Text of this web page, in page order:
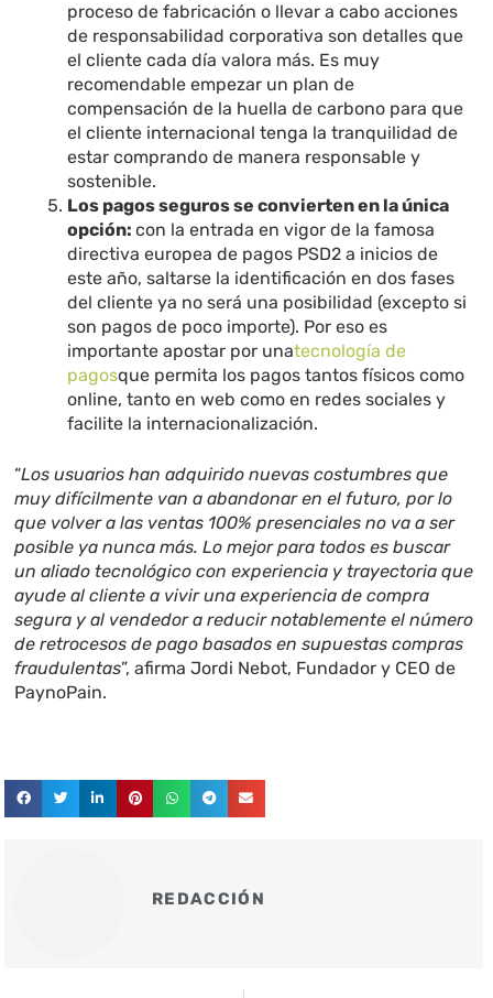
proceso de fabricación o llevar a cabo acciones
de responsabilidad corporativa son detalles que
el cliente cada día valora más. Es muy
recomendable empezar un plan de
compensación de la huella de carbono para que
el cliente internacional tenga la tranquilidad de
estar comprando de manera responsable y
sostenible.
Los pagos seguros se convierten en la única
opción:con la entrada en vigor de la famosa
directiva europea de pagos PSD2 a inicios de
este año, saltarse la identificación en dos fases
del cliente ya no será una posibilidad (excepto si
son pagos de poco importe). Por eso es
importante apostar por unatecnología de
pagosque permita los pagos tantos físicos como
online, tanto en web como en redes sociales y
facilite la internacionalización.
“Los usuarios han adquirido nuevas costumbres que
muy difícilmente van a abandonar en el futuro, por lo
que volver a las ventas 100% presenciales no va a ser
posible ya nunca más. Lo mejor para todos es buscar
un aliado tecnológico con experiencia y trayectoria que
ayude al cliente a vivir una experiencia de compra
segura y al vendedor a reducir notablemente el número
de retrocesos de pago basados en supuestas compras
fraudulentas”, afirma Jordi Nebot, Fundador y CEO de
PaynoPain.
REDACCIÓN